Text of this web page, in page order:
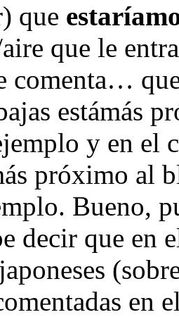
que
que le
comenta…
estámás
y en el
próximo al
Bueno,
decir que en